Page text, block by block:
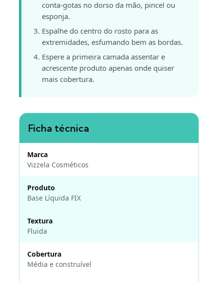
conta-gotas no dorso da mão, pincel ou
esponja.
Espalhe do centro do rosto para as
extremidades, esfumando bem as bordas.
Espere a primeira camada assentar e
acrescente produto apenas onde quiser
mais cobertura.
Ficha técnica
Marca
Vizzela Cosméticos
Produto
Base Líquida FIX
Textura
Fluida
Cobertura
Média e construível